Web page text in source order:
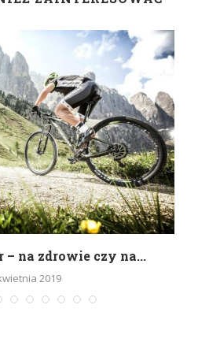
na zdrowie czy na...
2019